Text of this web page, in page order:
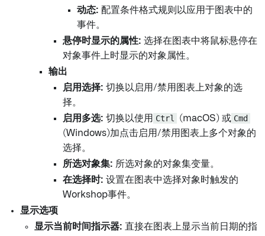
动态: 配置条件格式规则以应用于图表中的
事件。
悬停时显示的属性: 选择在图表中将鼠标悬停在
对象事件上时显示的对象属性。
输出
启用选择: 切换以启用/禁用图表上对象的选
择。
启用多选: 切换以使用 Ctrl (macOS) 或 Cmd
(Windows)加点击启用/禁用图表上多个对象的
选择。
所选对象集: 所选对象的对象集变量。
在选择时: 设置在图表中选择对象时触发的
Workshop事件。
显示选项
显示当前时间指示器: 直接在图表上显示当前日期的指